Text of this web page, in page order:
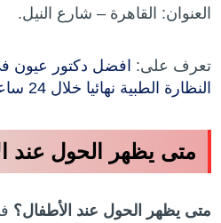
العنوان: القاهرة – شارع النيل.
تعرف على: افضل دكتور
النظارة الطبية نهائيا خلال 24 ساعة
متى يظهر الحول عند
متى يظهر الحول عند الأطفال؟